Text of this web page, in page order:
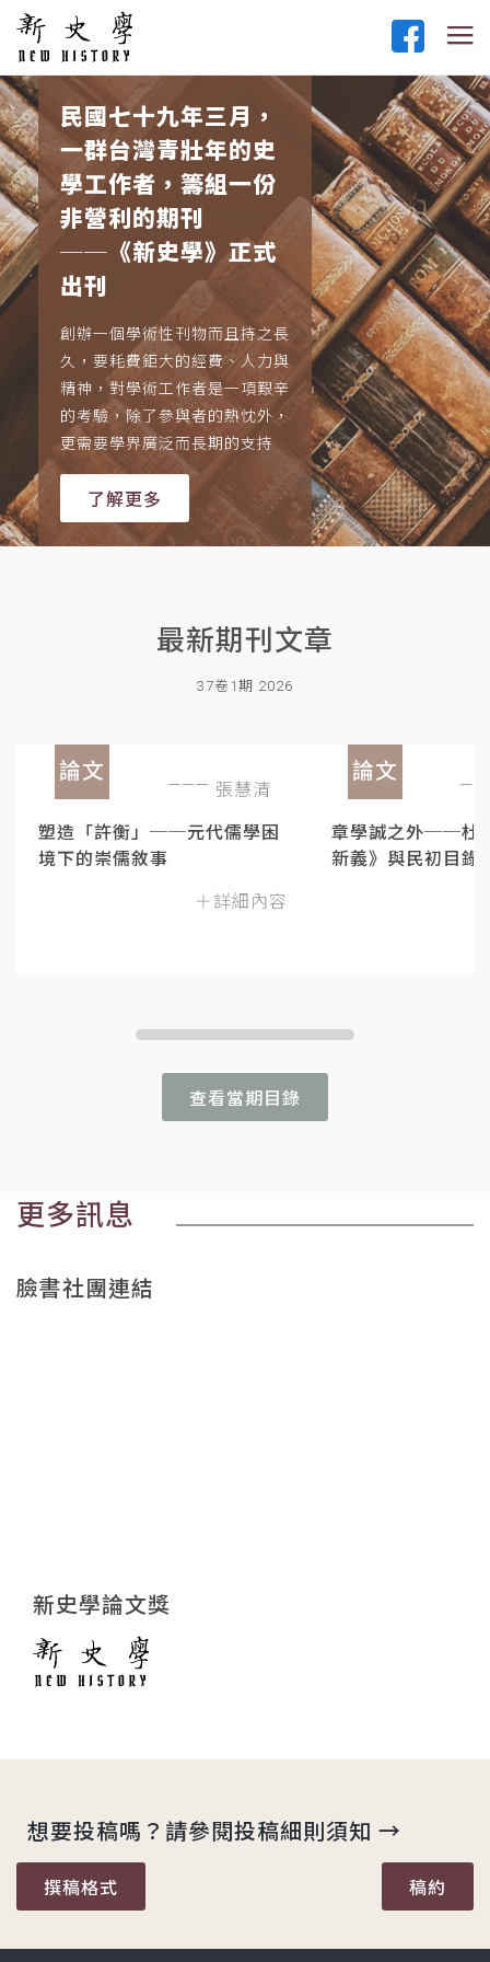
民國七十九年三月，
一群台灣青壯年的史
學工作者，籌組一份
非營利的期刊
──《新史學》正式
出刊
創辦一個學術性刊物而且持之長
久，要耗費鉅大的經費、人力與
精神，對學術工作者是一項艱辛
的考驗，除了參與者的熱忱外，
更需要學界廣泛而長期的支持
了解更多
最新期刊文章
37卷1期 2026
論文
張慧清
塑造「許衡」──元代儒學困
境下的崇儒敘事
＋詳細內容
論文
章學誠之外──杜
新義》與民初目錄
查看當期目錄
更多訊息
臉書社團連結
新史學論文獎
想要投稿嗎？請參閱投稿細則須知 →
撰稿格式 稿約